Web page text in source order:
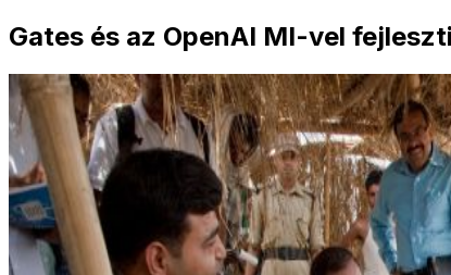
Gates és az OpenAI MI-vel